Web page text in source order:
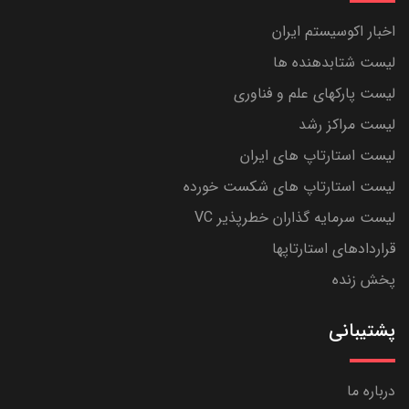
اخبار اکوسیستم ایران
لیست شتابدهنده ها
لیست پارکهای علم و فناوری
لیست مراکز رشد
لیست استارتاپ های ایران
لیست استارتاپ های شکست خورده
لیست سرمایه گذاران خطرپذیر VC
قراردادهای استارتاپها
پخش زنده
پشتیبانی
درباره ما